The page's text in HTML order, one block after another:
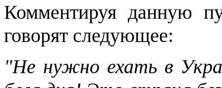
Комментируя данную
говорят следующее:
"Не нужно ехать в